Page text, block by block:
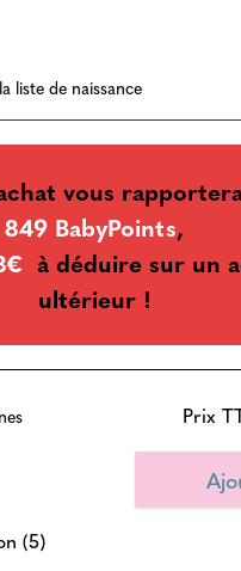
liste de naissance
vous
849 BabyPoints,
à déduire sur un
ultérieur !
Prix
(5)